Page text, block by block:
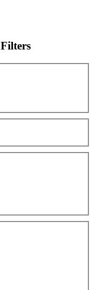
Filters